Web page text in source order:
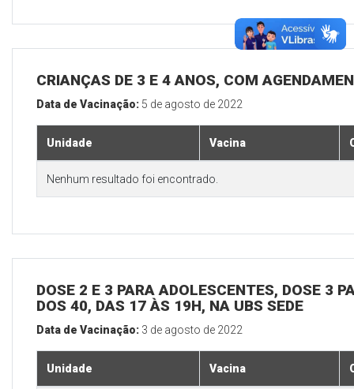
CRIANÇAS DE 3 E 4 ANOS, COM
Data de Vacinação: 5 de agosto de 2022
Unidade Vacina
Nenhum resultado foi encontrado.
DOSE 2 E 3 PARA ADOLESCENTES, DOSE 3
DOS 40, DAS 17 ÀS 19H, NA UBS SEDE
Data de Vacinação: 3 de agosto de 2022
Unidade Vacina